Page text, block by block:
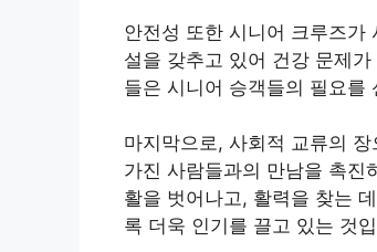
안전성 또한 시니어 크루즈가
설을 갖추고 있어 건강 문제
들은 시니어 승객들의 필요를
마지막으로, 사회적 교류의
가진 사람들과의 만남을 촉진
활을 벗어나고, 활력을 찾는
록 더욱 인기를 끌고 있는 것